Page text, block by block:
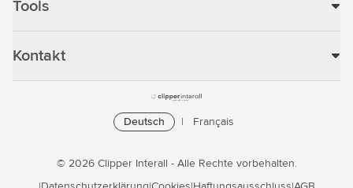
Tools
Kontakt
Deutsch Français
© 2026 Clipper Interall - Alle Rechte vorbehalten.